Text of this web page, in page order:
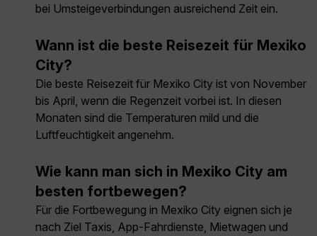
bei Umsteigeverbindungen ausreichend Zeit ein.
Wann ist die beste Reisezeit für Mexiko
City?
Die beste Reisezeit für Mexiko City ist von November
bis April, wenn die Regenzeit vorbei ist. In diesen
Monaten sind die Temperaturen mild und die
Luftfeuchtigkeit angenehm.
Wie kann man sich in Mexiko City am
besten fortbewegen?
Für die Fortbewegung in Mexiko City eignen sich je
nach Ziel Taxis, App-Fahrdienste, Mietwagen und